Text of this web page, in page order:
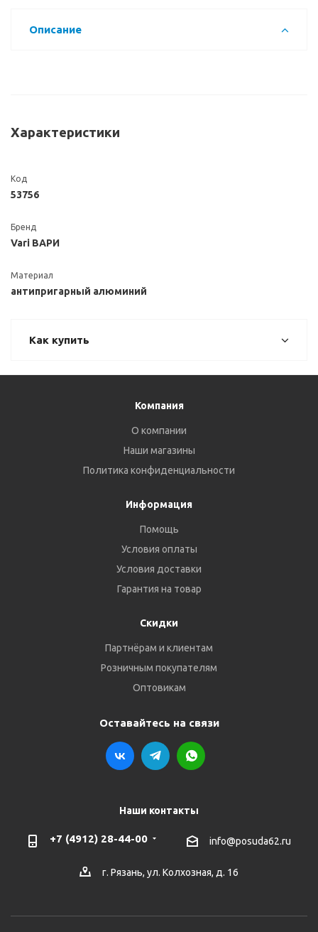
Описание
Характеристики
Код
53756
Бренд
Vari ВАРИ
Материал
антипригарный алюминий
Как купить
Компания
О компании
Наши магазины
Политика конфиденциальности
Информация
Помощь
Условия оплаты
Условия доставки
Гарантия на товар
Скидки
Партнёрам и клиентам
Розничным покупателям
Оптовикам
Оставайтесь на связи
Наши контакты
+7 (4912) 28-44-00 info@posuda62.ru
г. Рязань, ул. Колхозная, д. 16